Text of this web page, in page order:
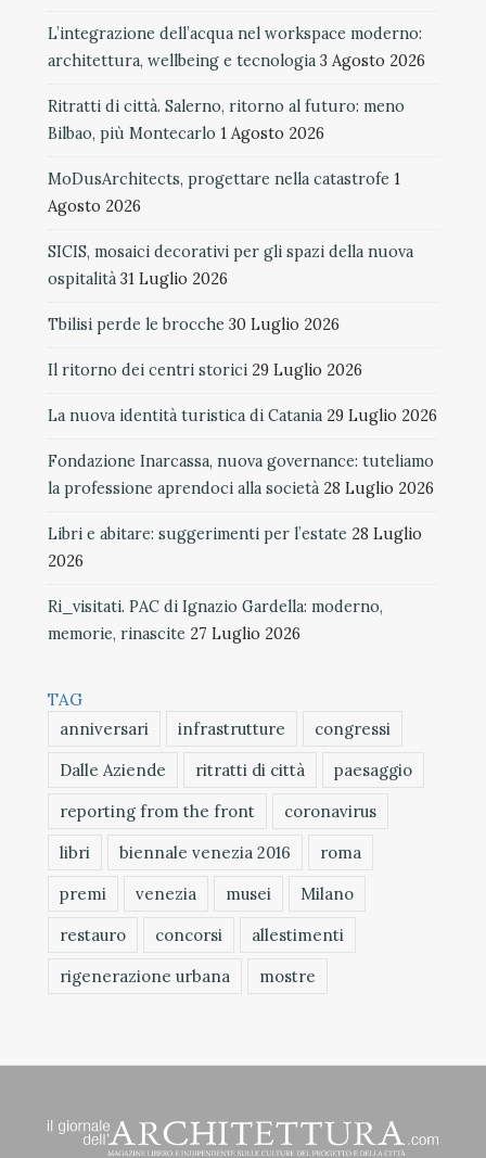
L’integrazione dell’acqua nel workspace moderno:
architettura, wellbeing e tecnologia 3 Agosto 2026
Ritratti di città. Salerno, ritorno al futuro: meno
Bilbao, più Montecarlo 1 Agosto 2026
MoDusArchitects, progettare nella catastrofe 1
Agosto 2026
SICIS, mosaici decorativi per gli spazi della nuova
ospitalità 31 Luglio 2026
Tbilisi perde le brocche 30 Luglio 2026
Il ritorno dei centri storici 29 Luglio 2026
La nuova identità turistica di Catania 29 Luglio 2026
Fondazione Inarcassa, nuova governance: tuteliamo
la professione aprendoci alla società 28 Luglio 2026
Libri e abitare: suggerimenti per l’estate 28 Luglio
2026
Ri_visitati. PAC di Ignazio Gardella: moderno,
memorie, rinascite 27 Luglio 2026
TAG
anniversari
infrastrutture
congressi
Dalle Aziende
ritratti di città
paesaggio
reporting from the front
coronavirus
libri
biennale venezia 2016
roma
premi
venezia musei
Milano
restauro
concorsi
allestimenti
rigenerazione urbana
mostre